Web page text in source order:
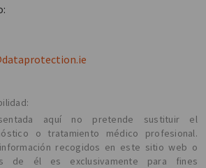
aquí no pretende sustituir el
o tratamiento médico profesional.
recogidos en este sitio web o
de él es exclusivamente para fines